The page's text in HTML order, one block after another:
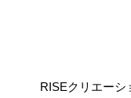
クリエーション